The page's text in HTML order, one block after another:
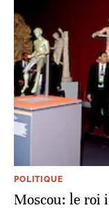
POLITIQUE
Moscou: le roi